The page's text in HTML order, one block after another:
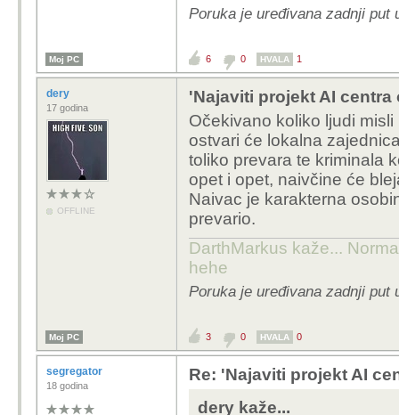
2. "sto mislis
Koliko točno (ili
stranaca?
3. "mnoge
koje?
3 godine je nerealno,
inženjer ili projektant
A ovo ostralo, sto bi
projektiranje da ti
vidiš benefite od
elektrana i ostale
HR je poprilično
Za pitanje broj 2 je je
A 3 neču niti
popratne djelatnosti i
cijela tema zanima
Poruka je uređivana zadnji put
Moj PC 6 0 HVALA 1
dery
17 godina
OFFLINE
'Najaviti projekt AI
Očekivano koliko ljudi
ostvari će lokalna
toliko prevara te kriminala
opet i opet, naivčine će
Naivac je karakterna
prevario.
DarthMarkus kaže...
hehe
Poruka je uređivana zadnji put
Moj PC 3 0 HVALA 0
segregator
18 godina
Re: 'Najaviti projekt AI
dery kaže...